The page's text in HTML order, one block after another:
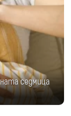
седмица